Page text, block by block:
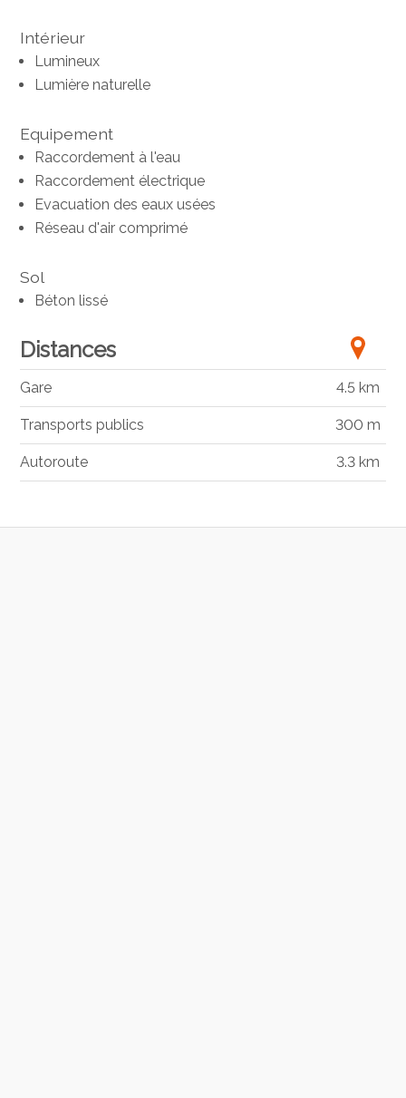
Intérieur
Lumineux
Lumière naturelle
Equipement
Raccordement à l'eau
Raccordement électrique
Evacuation des eaux usées
Réseau d'air comprimé
Sol
Béton lissé
Distances
Gare 4.5 km
Transports publics 300 m
Autoroute 3.3 km